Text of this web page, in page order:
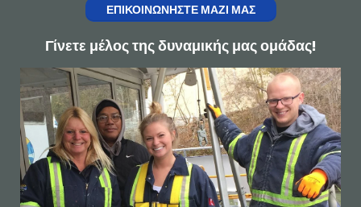
ΕΠΙΚΟΙΝΩΝΉΣΤΕ ΜΑΖΊ ΜΑΣ
Γίνετε μέλος της δυναμικής μας ομάδας!